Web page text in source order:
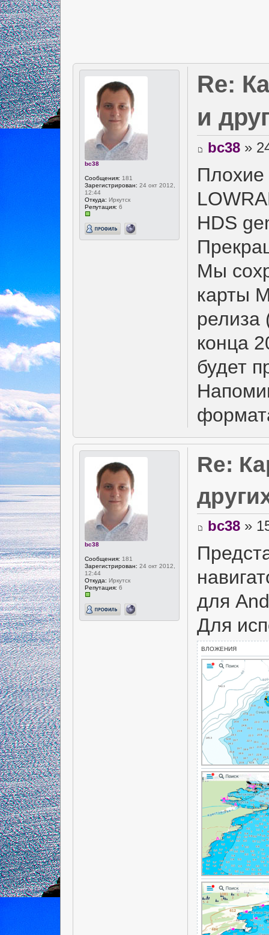
bc38
Сообщения: 181
Зарегистрирован: 24 окт 2012,
12:44
Откуда: Иркутск
Репутация: 6
Re:
и
bc38 »
Плохие
HDS
Мы
карты
релиза
конца
будет
bc38
Сообщения: 181
Зарегистрирован: 24 окт 2012,
12:44
Откуда: Иркутск
Репутация: 6
Re:
bc38 »
для
Для
ВЛОЖЕНИЯ